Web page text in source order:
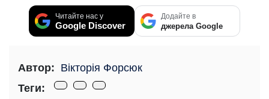
Читайте нас у
Google Discover
Додайте в
джерела Google
Автор: Вікторія Форсюк
Теги: